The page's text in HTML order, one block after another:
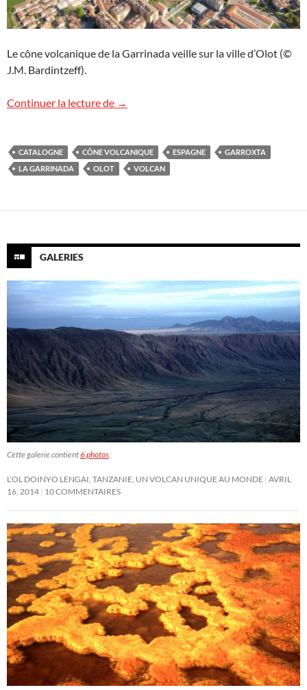
Le cône volcanique de la Garrinada veille sur la ville d’Olot (©
J.M. Bardintzeff).
Continuer la lecture de Un volcan dans la ville
→
CATALOGNE CÔNE VOLCANIQUE ESPAGNE
GARROXTA
LA GARRINADA
OLOT VOLCAN
GALERIES
Cette galerie contient6 photos.
L’OL DOINYO LENGAI, TANZANIE, UN VOLCAN UNIQUE AU MONDE AVRIL
16, 2014 10 COMMENTAIRES